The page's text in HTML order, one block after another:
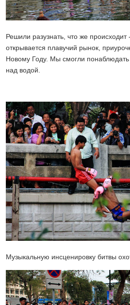
Решили разузнать, что же происходит
открывается плавучий рынок,
Новому Году. Мы смогли
над водой.
Музыкальную инсценировку битвы